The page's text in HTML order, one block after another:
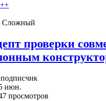
Сложный
проверки
июн.
просмотров